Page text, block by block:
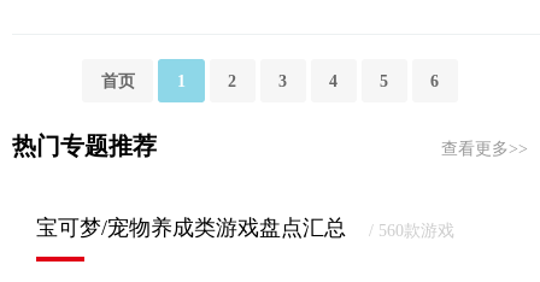
首页 1 2 3 4 5 6
热门专题推荐 查看更多>>
宝可梦/宠物养成类游戏盘点汇总 / 560款游戏